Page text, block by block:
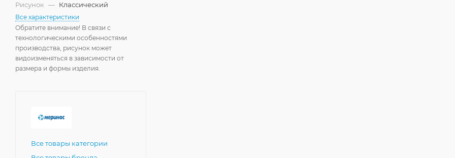
Рисунок — Классический
Все характеристики
Обратите внимание! В связи с
технологическими особенностями
производства, рисунок может
видоизменяться в зависимости от
размера и формы изделия.
Все товары категории